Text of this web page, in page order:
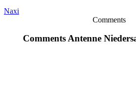
Naxi
Comments
Comments Antenne